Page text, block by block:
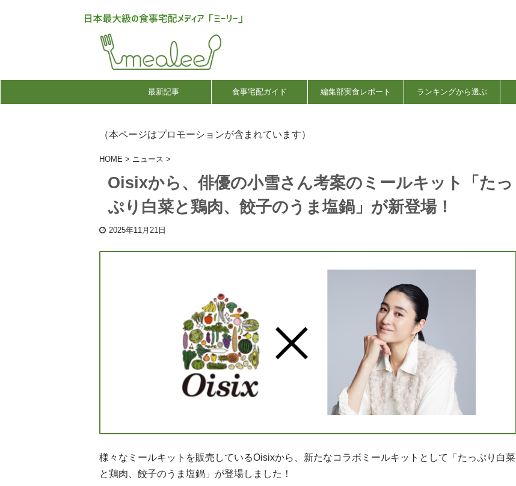
最新記事 食事宅配ガイド 編集部実食レポート ランキングから選ぶ
（本ページはプロモーションが含まれています）
HOME > ニュース >
Oisixから、俳優の小雪さん考案のミールキット「たっ
ぷり白菜と鶏肉、餃子のうま塩鍋」が新登場！
2025年11月21日
様々なミールキットを販売しているOisixから、新たなコラボミールキットとして「たっぷり白菜
と鶏肉、餃子のうま塩鍋」が登場しました！